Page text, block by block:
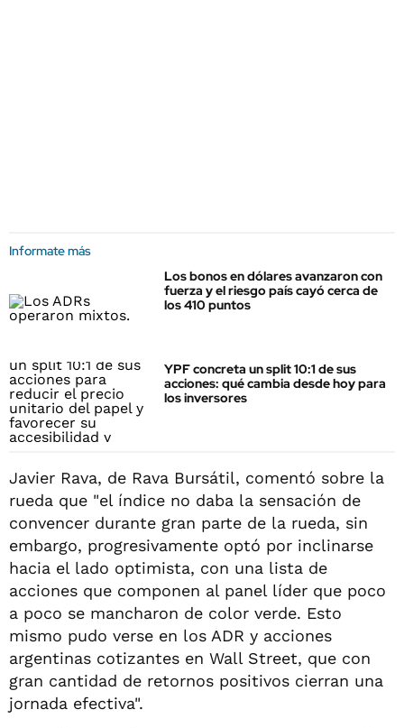
Informate más
Los bonos en dólares avanzaron con
fuerza y el riesgo país cayó cerca de
los 410 puntos
YPF concreta un split 10:1 de sus
acciones: qué cambia desde hoy para
los inversores
Javier Rava, de Rava Bursátil, comentó sobre la
rueda que "el índice no daba la sensación de
convencer durante gran parte de la rueda, sin
embargo, progresivamente optó por inclinarse
hacia el lado optimista, con una lista de
acciones que componen al panel líder que poco
a poco se mancharon de color verde. Esto
mismo pudo verse en los ADR y acciones
argentinas cotizantes en Wall Street, que con
gran cantidad de retornos positivos cierran una
jornada efectiva".